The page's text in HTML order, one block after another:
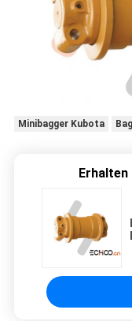
Minibagger Kubota